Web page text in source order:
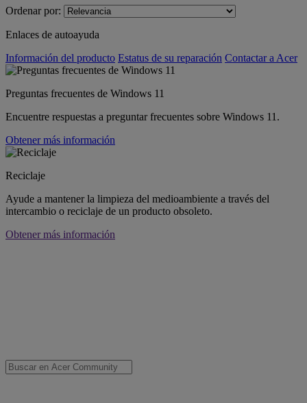
Ordenar por:
Enlaces de autoayuda
Información del producto Estatus de su reparación Contactar a Acer
Preguntas frecuentes de Windows 11
Encuentre respuestas a preguntar frecuentes sobre Windows 11.
Obtener más información
Reciclaje
Ayude a mantener la limpieza del medioambiente a través del
intercambio o reciclaje de un producto obsoleto.
Obtener más información